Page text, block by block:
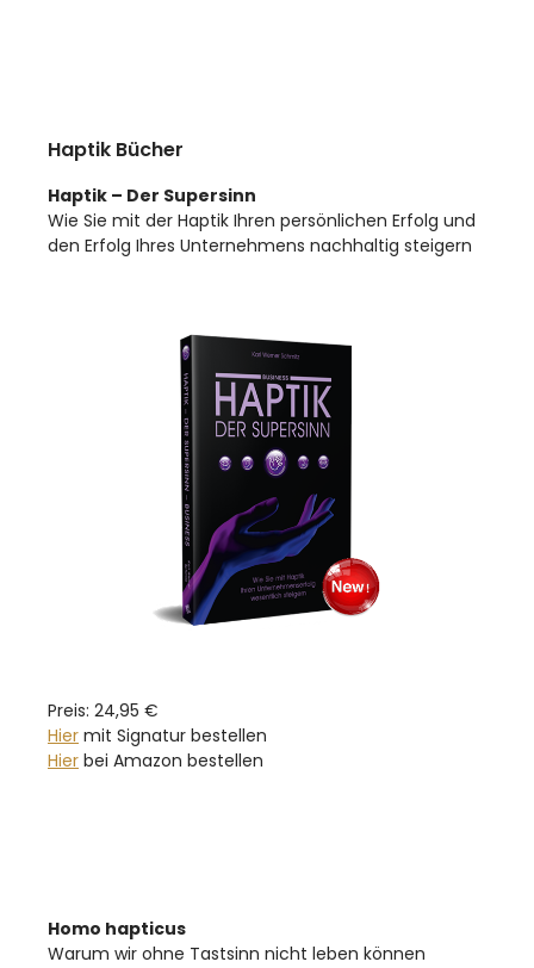
Haptik Bücher
Haptik – Der Supersinn
Wie Sie mit der Haptik Ihren persönlichen Erfolg und
den Erfolg Ihres Unternehmens nachhaltig steigern
Preis: 24,95 €
Hier mit Signatur bestellen
Hier bei Amazon bestellen
Homo hapticus
Warum wir ohne Tastsinn nicht leben können